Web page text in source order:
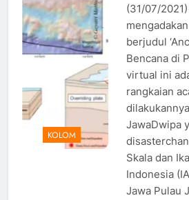
KOLOM
(31/07/
berjudul
Bencana di
virtual ini
rangkaian
JawaDwipa
Skala dan
Indonesia
Jawa Pulau